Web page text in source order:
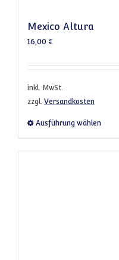
Mexico Altura
16,00 €
inkl. MwSt.
zzgl. Versandkosten
Ausführung wählen